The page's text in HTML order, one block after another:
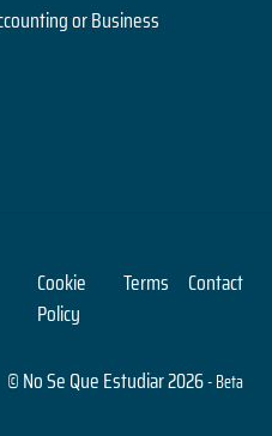
or Business
Cookie
Policy
Terms Contact
© No Se Que Estudiar 2026- Beta